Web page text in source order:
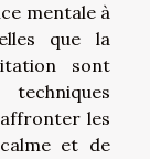
mentale à
que la
sont
les
et de